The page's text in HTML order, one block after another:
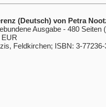
(Deutsch) von Petra
Ausgabe - 480 Seiten
EUR
Feldkirchen; ISBN: 3-77236-